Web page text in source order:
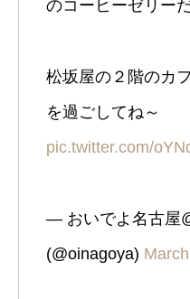
のコーヒーゼリーだ
松坂屋の２階のカ
を過ごしてね～
pic.twitter.com/
— おいでよ名古屋
(@oinagoya)